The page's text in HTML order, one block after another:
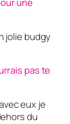
jolie budgy
pas te
eux je
du